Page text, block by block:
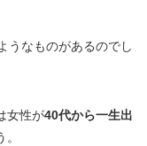
うなものがあるのでし
女性が40代から一生出